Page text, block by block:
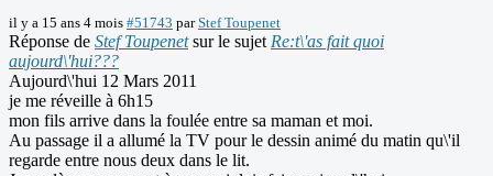
il y a 15 ans 4 mois #51743 parStef Toupenet
Réponse de Stef Toupenetsur le sujet Re:t\'as fait quoi
aujourd\'hui???
Aujourd\'hui 12 Mars 2011
je me réveille à 6h15
mon fils arrive dans la foulée entre sa maman et moi.
Au passage il a allumé la TV pour le dessin animé du matin qu\'il
regarde entre nous deux dans le lit.